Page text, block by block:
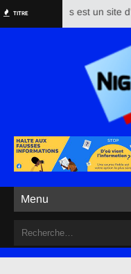
TITRE
Nigerfocus est un site
Menu